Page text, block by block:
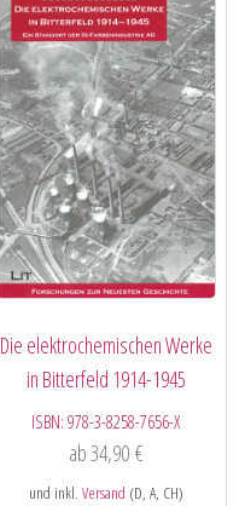
Die elektrochemischen Werke
in Bitterfeld 1914-1945
ISBN:978-3-8258-7656-X
ab34,90 €
und inkl. Versand (D, A, CH)